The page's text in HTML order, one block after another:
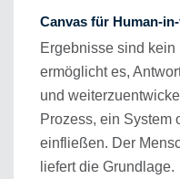
Canvas für Human-
Ergebnisse sind
ermöglicht es,
und
Prozess, ein System
einfließen. Der
liefert die Grundlage.